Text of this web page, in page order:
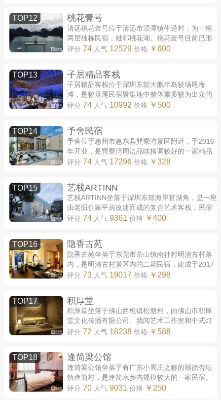
TOP12 桃花壹号
清远桃花壹号位于清远市浸潭镇牛迳村，为一栋
两层独栋民宿，毗邻桃花湖。桃花壹号目前已形
成系统品牌，其经营团队桃花湖旅行旗下已有清
评分 74 人气 12529 价格 ￥600
TOP13 子居精品客栈
子居精品客栈位于深圳东部大鹏半岛较场尾海
滩，是较场尾民宿聚集地中整体素质较为出众的
一家精品民宿，始于2015年。2016年，子居获国
评分 74 人气 10992 价格 ￥500
TOP14 予舍民宿
予舍位于惠州市惠东县巽寮湾景区附近，于2016
年开业，是巽寮湾周边品味格调较好的一家精品
民宿。 予舍共有客房17间，房间装潢分为新中
评分 74 人气 17296 价格 ￥328
TOP15 艺栈ARTINN
艺栈ARTINN坐落于深圳东部海岸官湖角，是一座
由老旧住家平房改建而成的复合艺术客栈，民宿
一期于2017年4月完工开业。艺栈在原有建筑的
评分 74 人气 9361 价格 ￥400
TOP16 隐香古苑
隐香古苑坐落于东莞市茶山镇南社村明清古村落
内，是明清古村景区内的二期民宿，建成于2017
年。 隐香古苑目前共有15处民宿房间，分布在古
评分 73 人气 19017 价格 ￥298
TOP17 积厚堂
积厚堂坐落于佛山西樵镇松塘村，由佛山市积厚
堂文化传播有限公司、我闻艺术工作室和中式灯
具品牌观荷联合打造，于2017年4月开业。积厚
评分 72 人气 18238 价格 ￥588
TOP18 逢简梁公馆
逢简梁公馆坐落于有广东小周庄之称的顺德杏坛
镇逢简村，是逢简水乡内规模较大的一家民宿。
梁公馆为一栋三层老洋楼，原为店主祖屋，经两
评分 70 人气 9031 价格 ￥250